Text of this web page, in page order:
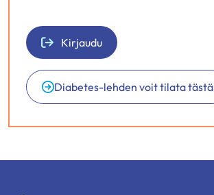
Kirjaudu
Diabetes-lehden voit tilata tästä